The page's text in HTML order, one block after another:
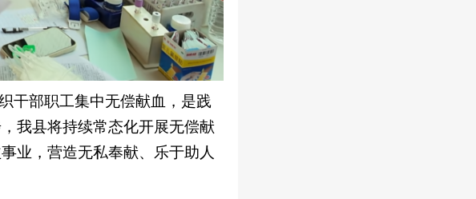
干部职工集中无偿献血，是践
我县将持续常态化开展无偿献
业，营造无私奉献、乐于助人